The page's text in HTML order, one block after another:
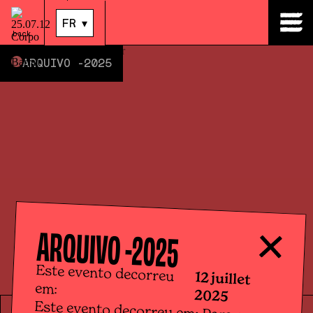
back
FR ▾
ARQUIVO -2025
ARQUIVO -2025
Este evento decorreu
em:
12 juillet
2025